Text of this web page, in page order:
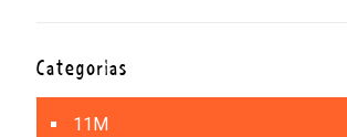
Categorías
11M